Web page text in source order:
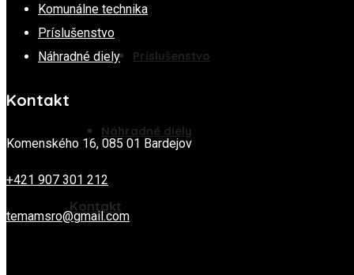
Príslušenstvo
Náhradné diely
Kontakt
Komunálne technika
Príslušenstvo
Náhradné diely
Kontakt
Komenského 16, 085 01 Bardejov
+421 907 301 212
temamsro@gmail.com